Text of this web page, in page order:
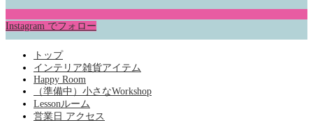
Instagram でフォロー
トップ
インテリア雑貨アイテム
Happy Room
（準備中）小さなWorkshop
Lessonルーム
営業日 アクセス